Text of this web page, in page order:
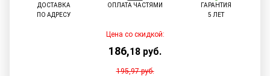
ДОСТАВКА
ПО АДРЕСУ
ОПЛАТА ЧАСТЯМИ
ГАРАНТИЯ
5 ЛЕТ
Цена со скидкой:
186,18 руб.
195,97руб.